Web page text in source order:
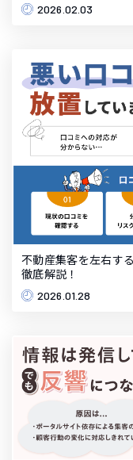
2026.02.03
不動産集客を左右す
徹底解説！
2026.01.28